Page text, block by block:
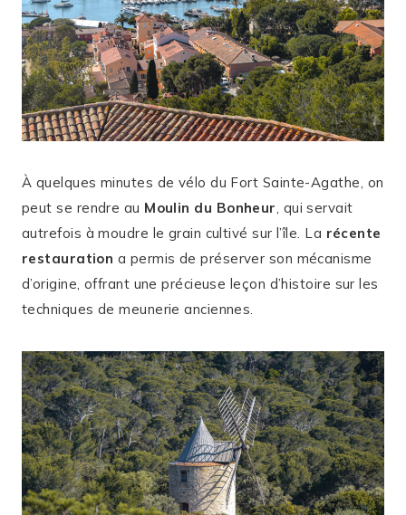
À quelques minutes de vélo du Fort Sainte-Agathe, on
peut se rendre au Moulin du Bonheur, qui servait
autrefois à moudre le grain cultivé sur l’île. La récente
restauration a permis de préserver son mécanisme
d’origine, offrant une précieuse leçon d’histoire sur les
techniques de meunerie anciennes.